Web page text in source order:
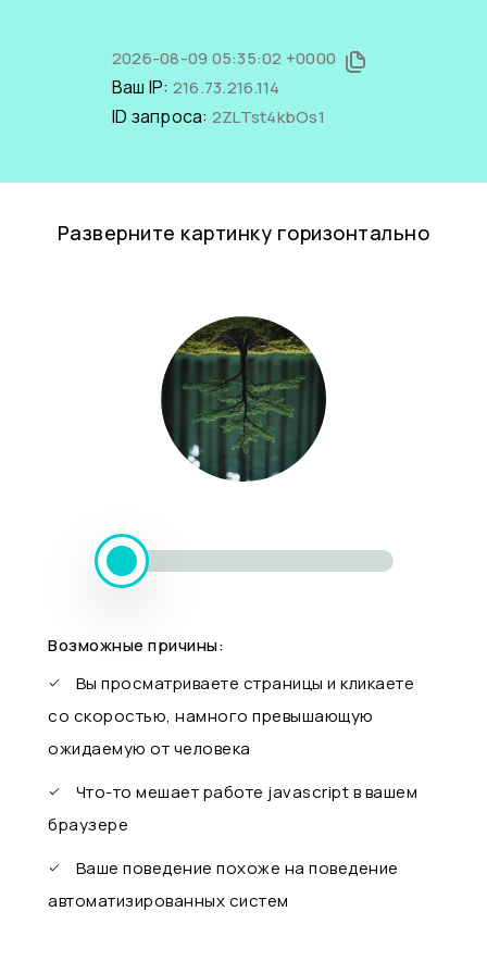
2026-08-09 05:35:02 +0000
Ваш IP: 216.73.216.114
ID запроса: 2ZLTst4kbOs1
Разверните картинку горизонтально
Возможные причины:
Вы просматриваете страницы и кликаете
со скоростью, намного превышающую
ожидаемую от человека
Что-то мешает работе javascript в вашем
браузере
Ваше поведение похоже на поведение
автоматизированных систем